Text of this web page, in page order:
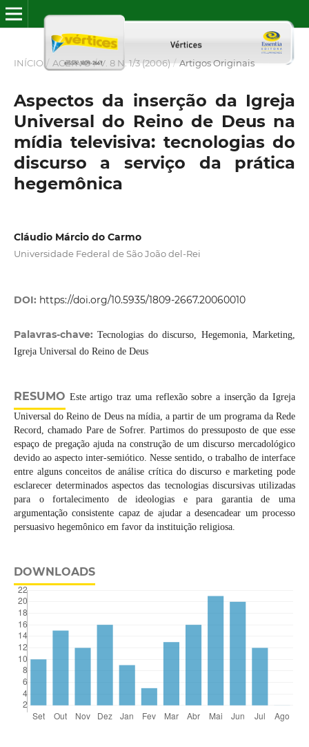
INÍCIO / ACERVO / V. 8 N. 1/3 (2006) / Artigos Originais
Aspectos da inserção da Igreja
Universal do Reino de Deus na
mídia televisiva: tecnologias do
discurso a serviço da prática
hegemônica
Cláudio Márcio do Carmo
Universidade Federal de São João del-Rei
DOI: https://doi.org/10.5935/1809-2667.20060010
Palavras-chave:Tecnologias do discurso, Hegemonia, Marketing,
Igreja Universal do Reino de Deus
RESUMO Este artigo traz uma reflexão sobre a inserção da Igreja
Universal do Reino de Deus na mídia, a partir de um programa da Rede
Record, chamado Pare de Sofrer. Partimos do pressuposto de que esse
espaço de pregação ajuda na construção de um discurso mercadológico
devido ao aspecto inter-semiótico. Nesse sentido, o trabalho de interface
entre alguns conceitos de análise crítica do discurso e marketing pode
esclarecer determinados aspectos das tecnologias discursivas utilizadas
para o fortalecimento de ideologias e para garantia de uma
argumentação consistente capaz de ajudar a desencadear um processo
persuasivo hegemônico em favor da instituição religiosa.
DOWNLOADS